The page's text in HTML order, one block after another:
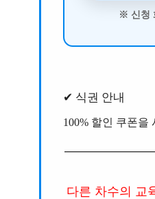
※ 신청
✔ 식권 안내
100% 할인 쿠폰을
다른 차수의 교